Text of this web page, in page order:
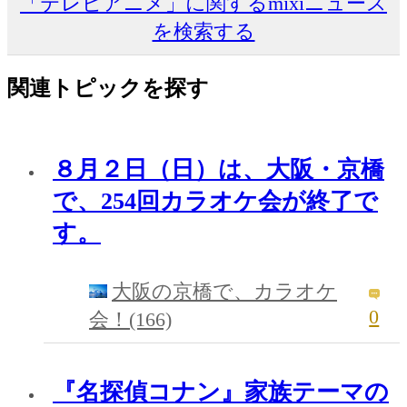
を検索する
関連トピックを探す
８月２日（日）は、大阪・京橋
で、254回カラオケ会が終了で
す。
大阪の京橋で、カラオケ
会！(166)
0
『名探偵コナン』家族テーマの